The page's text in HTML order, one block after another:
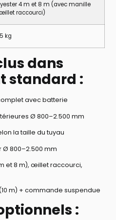
4 m et 8 m (avec manille
raccourci)
kg
dans
standard :
avec batterie
Ø 800–2.500 mm
la taille du tuyau
Ø 800–2.500 mm
et 8 m), œillet raccourci,
m) + commande suspendue
: